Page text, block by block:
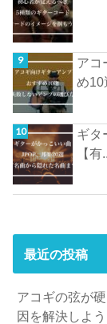
アコ
め10
ギタ
【有
最近の投稿
アコギの弦が
因を解決しよう